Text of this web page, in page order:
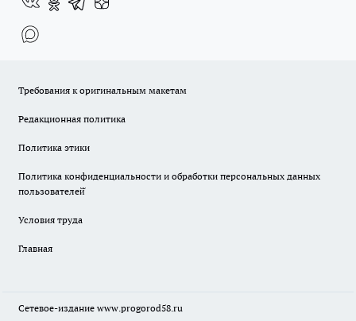
Требования к оригинальным макетам
Редакционная политика
Политика этики
Политика конфиденциальности и обработки персональных данных
пользователей̆
Условия труда
Главная
Сетевое-издание www.progorod58.ru